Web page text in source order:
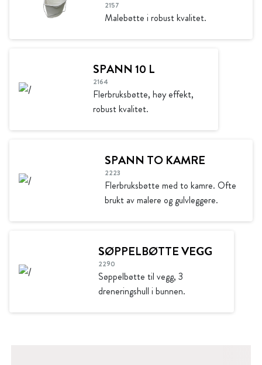
2157
Malebøtte i robust kvalitet.
SPANN 10 L
2164
Flerbruksbøtte, høy effekt,
robust kvalitet.
SPANN TO KAMRE
2223
Flerbruksbøtte med to kamre. Ofte
brukt av malere og gulvleggere.
SØPPELBØTTE VEGG
2290
Søppelbøtte til vegg, 3
dreneringshull i bunnen.